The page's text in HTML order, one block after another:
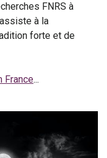
FNRS à
à la
forte et de
France...